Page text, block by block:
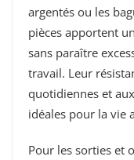
argentés ou les
pièces apportent
sans paraître
travail. Leur
quotidiennes et
idéales pour la vie
Pour les sorties et